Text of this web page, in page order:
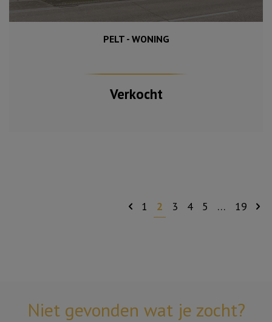
741 m² 149 m²
PELT - WONING
Verkocht
1 2 3 4 5 … 19
Niet gevonden wat je zocht?